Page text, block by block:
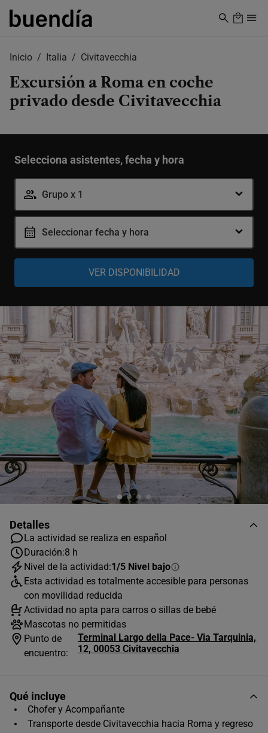
Skip
Inicio Italia Civitavecchia
Excursión a Roma en coche
privado desde Civitavecchia
Selecciona asistentes, fecha y hora
Grupo x 1
- +
Grupo
5-6 personas - +
Grupo
7-8 personas - +
Seleccionar fecha y hora
AGOSTO 2026
L
M X J
1
2
3
4 5 6 7 8
9
24
25 26 27 28
31
Detalles
La actividad se realiza en español
Duración:8 h
Nivel de la actividad:1/5 Nivel bajo
Esta actividad es totalmente accesible para personas
con movilidad reducida
Actividad no apta para carros o sillas de bebé
Mascotas no permitidas
Punto de
encuentro:
Terminal Largo della Pace- Via Tarquinia,
12, 00053 Civitavecchia
Qué incluye
Chofer y Acompañante
Transporte desde Civitavecchia hacia Roma y regreso